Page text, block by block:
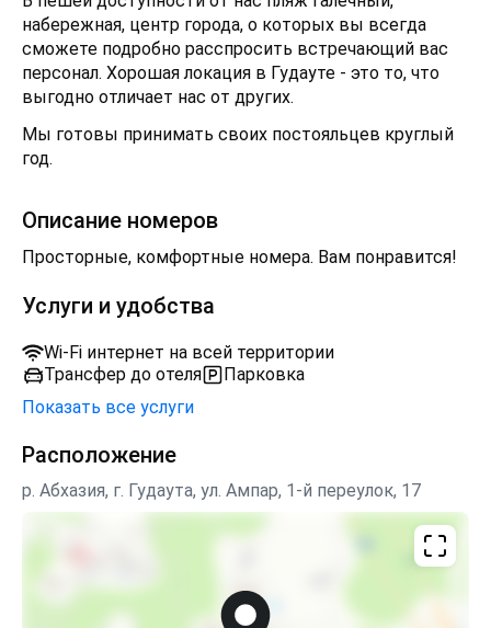
набережная, центр города, о которых вы всегда
сможете подробно расспросить встречающий вас
персонал. Хорошая локация в Гудауте - это то, что
выгодно отличает нас от других.
Мы готовы принимать своих постояльцев круглый
год.
Описание номеров
Просторные, комфортные номера. Вам понравится!
Услуги и удобства
Wi-Fi интернет на всей территории
Трансфер до отеля
Парковка
Показать все услуги
Расположение
р. Абхазия, г. Гудаута, ул. Ампар, 1-й переулок, 17